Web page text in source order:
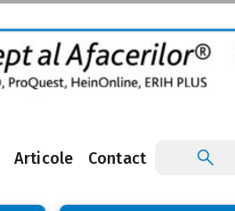
Articole Contact